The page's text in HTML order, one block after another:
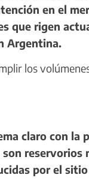
en el
que rigen
Argentina.
los
claro con la
por el